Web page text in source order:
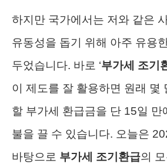
하지만 국가에서는 저와 같은
유동성을 돕기 위해 아주 유용
두었습니다. 바로 ‘부가세 조기
이 제도를 잘 활용하면 원래 몇
할 부가세 환급금을 단 15일 만
불을 끌 수 있습니다. 오늘은
바탕으로 부가세 조기환급의